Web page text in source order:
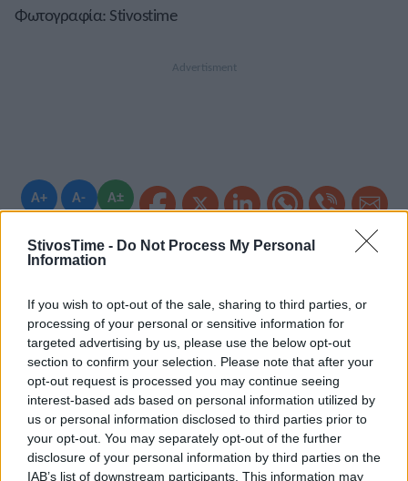
StivosTime - Do Not Process My Personal
Information
If you wish to opt-out of the sale, sharing to third parties, or
processing of your personal or sensitive information for
targeted advertising by us, please use the below opt-out
section to confirm your selection. Please note that after your
opt-out request is processed you may continue seeing
interest-based ads based on personal information utilized by
us or personal information disclosed to third parties prior to
your opt-out. You may separately opt-out of the further
disclosure of your personal information by third parties on the
IAB’s list of downstream participants. This information may
A+ A- A±
Φωτογραφία: Stivostime
Εγγραφείτε στο Stivostime των